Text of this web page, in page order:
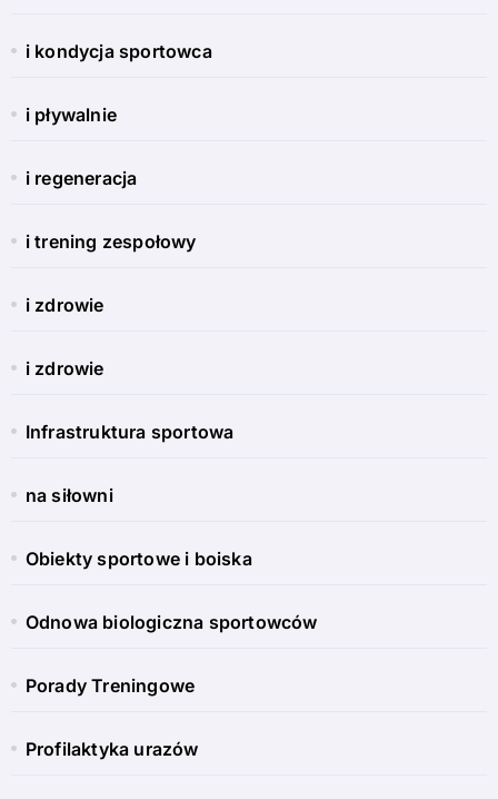
i kondycja sportowca
i pływalnie
i regeneracja
i trening zespołowy
i zdrowie
i zdrowie
Infrastruktura sportowa
na siłowni
Obiekty sportowe i boiska
Odnowa biologiczna sportowców
Porady Treningowe
Profilaktyka urazów